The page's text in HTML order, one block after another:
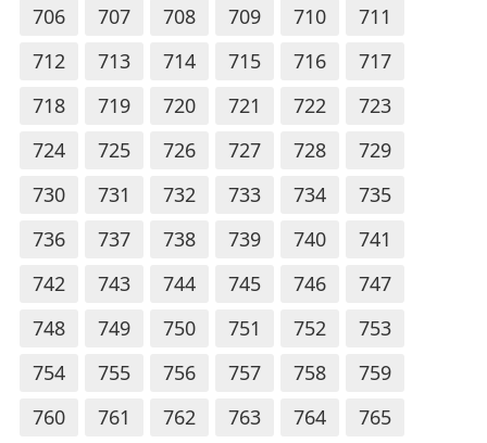
706 707 708 709 710
711
712
713 714 715 716
717
718
719 720 721 722
723
724
725 726 727 728
729
730
731 732 733 734
735
736
737 738 739 740
741
742
743 744 745 746
747
748
749 750 751 752
753
754
755 756 757 758
759
760
761 762 763 764
765